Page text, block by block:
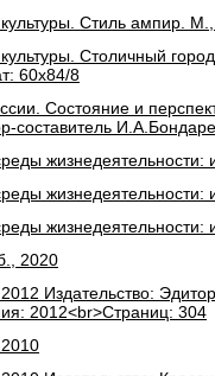
культуры. Стиль ампир.
культуры. Столичный
60x84/8
Состояние и
составитель
2020
Издательство:
2012<br>Страниц: 304